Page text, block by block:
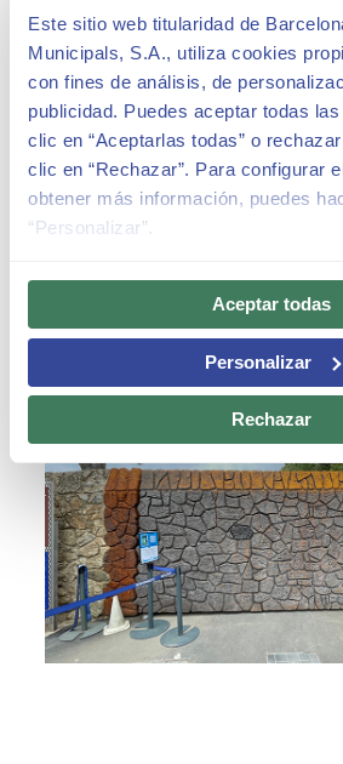
Este sitio web titularidad de
Municipals, S.A., utiliza cookies
con fines de análisis, de
publicidad. Puedes aceptar todas
clic en “Aceptarlas todas” o
clic en “Rechazar”. Para configurar
obtener más información, puedes
“Personalizar”.
Aceptar todas
Personalizar
Rechazar
ACTUALIDAD